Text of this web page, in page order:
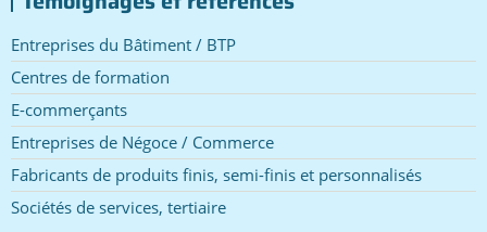
Entreprises du Bâtiment / BTP
Centres de formation
E-commerçants
Entreprises de Négoce / Commerce
Fabricants de produits finis, semi-finis et personnalisés
Sociétés de services, tertiaire